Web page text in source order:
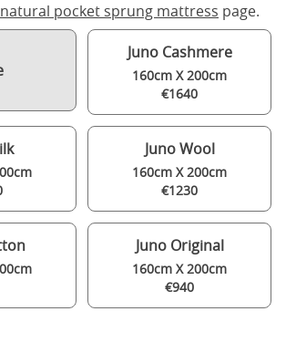
natural pocket sprung mattress page.
Juno Cashmere
160cm X 200cm
€1640
Juno Wool
160cm X 200cm
€1230
Juno Original
160cm X 200cm
€940